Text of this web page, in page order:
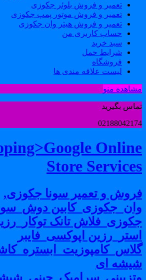
تعمیر و فروش بلوئر جکوزی
تعمیر و فروش موتور پمپ جکوزی
تعمیر و فروش هیتر وان جکوزی
حساب کاربری من
سبد خرید
شرایط حمل
فروشگاه
لیست علاقه مندی ها
منو
بگیرید
Store
و تعمیر سونا جکوزی,
دوش_سونا
تانک
اپوکسی_فایبر
ای